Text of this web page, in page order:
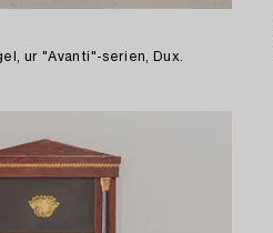
ur "Avanti"-serien, Dux.